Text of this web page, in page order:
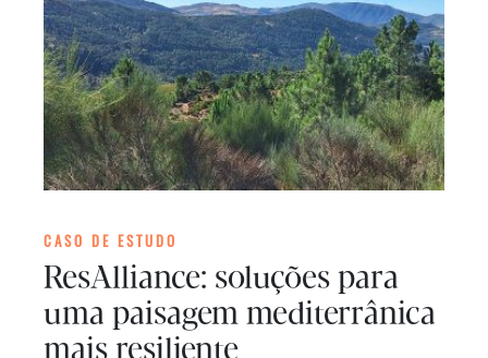
CASO DE ESTUDO
ResAlliance: soluções para
uma paisagem mediterrânica
mais resiliente